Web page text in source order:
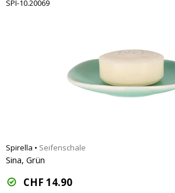
SPI-10.20069
Spirella • Seifenschale
Sina, Grün
CHF 14.90